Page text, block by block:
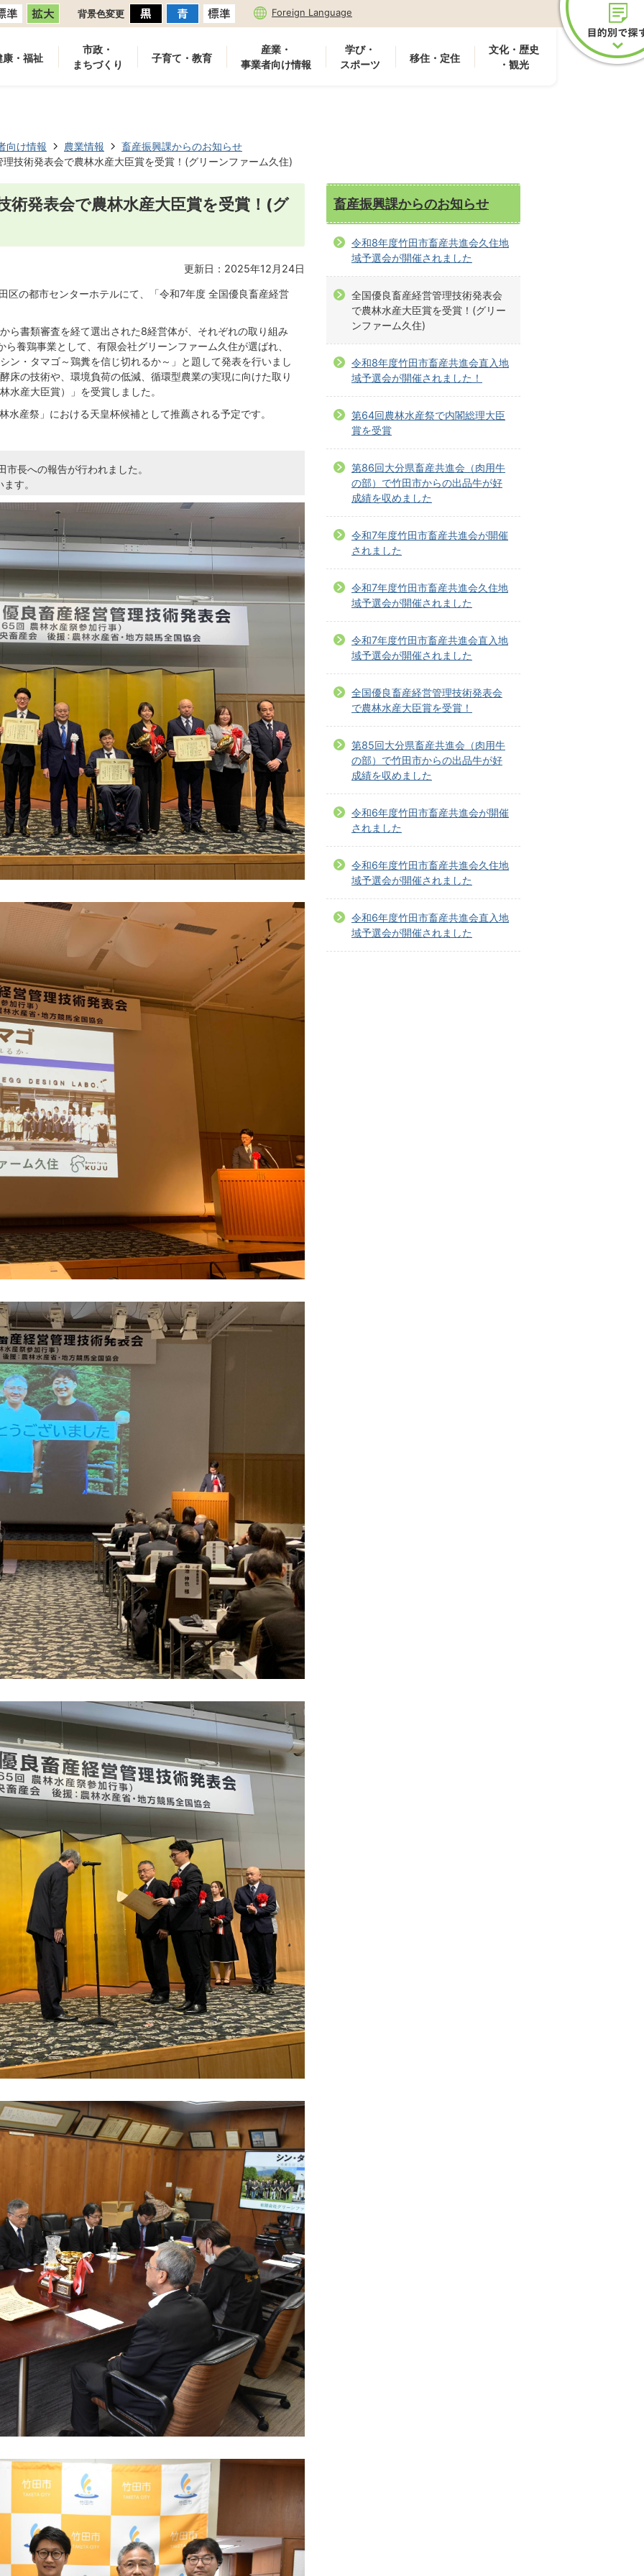
背景色変更 Foreign Language
康・福祉
市政・
まちづくり
子育て・教育
産業・
事業者向け情報
学び・
スポーツ
移住・定住
文化・歴史
・観光
向け情報 農業情報
畜産振興課からのお知らせ
技術発表会で農林水産大臣賞を受賞！(グリーンファーム久住)
術発表会で農林水産大臣賞を受賞！(グ
更新日：2025年12月24日
区の都市センターホテルにて、「令和7年度 全国優良畜産経営
ら書類審査を経て選出された8経営体が、それぞれの取り組み
養鶏事業として、有限会社グリーンファーム久住が選ばれ、
ン・タマゴ～鶏糞を信じ切れるか～」と題して発表を行いまし
床の技術や、環境負荷の低減、循環型農業の実現に向けた取り
水産大臣賞）」を受賞しました。
産祭」における天皇杯候補として推薦される予定です。
長への報告が行われました。
す。
畜産振興課からのお知らせ
令和8年度竹田市畜産共進会久住地
域予選会が開催されました
全国優良畜産経営管理技術発表会
で農林水産大臣賞を受賞！(グリー
ンファーム久住)
令和8年度竹田市畜産共進会直入地
域予選会が開催されました！
第64回農林水産祭で内閣総理大臣
賞を受賞
第86回大分県畜産共進会（肉用牛
の部）で竹田市からの出品牛が好
成績を収めました
令和7年度竹田市畜産共進会が開催
されました
令和7年度竹田市畜産共進会久住地
域予選会が開催されました
令和7年度竹田市畜産共進会直入地
域予選会が開催されました
全国優良畜産経営管理技術発表会
で農林水産大臣賞を受賞！
第85回大分県畜産共進会（肉用牛
の部）で竹田市からの出品牛が好
成績を収めました
令和6年度竹田市畜産共進会が開催
されました
令和6年度竹田市畜産共進会久住地
域予選会が開催されました
令和6年度竹田市畜産共進会直入地
域予選会が開催されました